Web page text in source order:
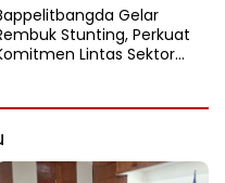
Peringkat II Terbaik se-
2024
Gelar
Stunting, Perkuat
Lintas Sektor